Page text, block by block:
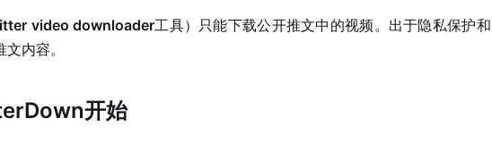
video downloader工具）只能下载公开推文中的视频。出于隐私保护和
内容。
开始